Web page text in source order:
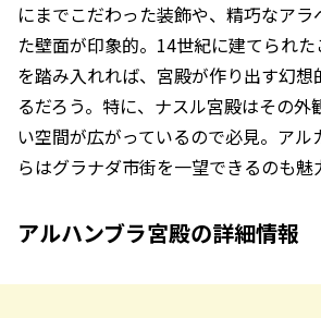
にまでこだわった装飾や、精巧なア
た壁面が印象的。14世紀に建てられ
を踏み入れれば、宮殿が作り出す幻
るだろう。特に、ナスル宮殿はその外
い空間が広がっているので必見。アル
らはグラナダ市街を一望できるのも魅
アルハンブラ宮殿の詳細情報